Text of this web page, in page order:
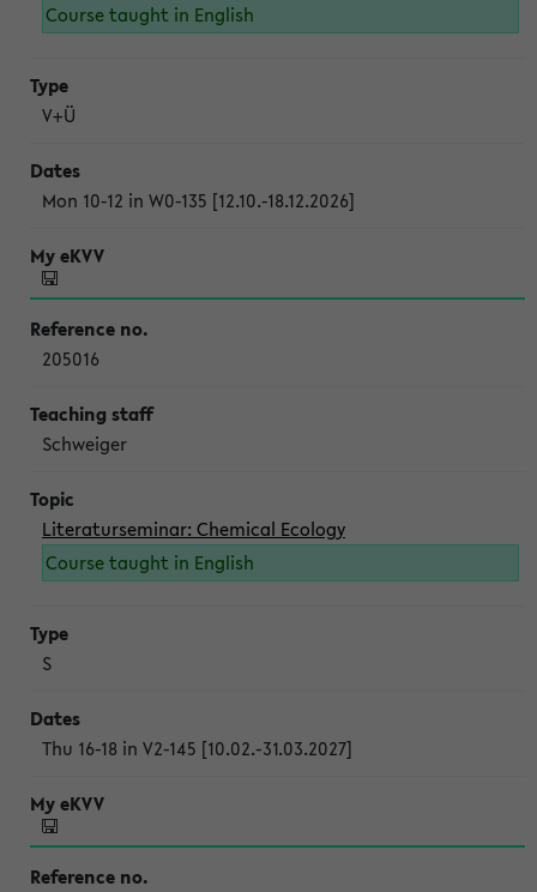
Course taught in English
V+Ü
Mon 10-12 in W0-135 [12.10.-18.12.2026]
205016
Schweiger
Literaturseminar: Chemical Ecology
Course taught in English
S
Thu 16-18 in V2-145 [10.02.-31.03.2027]